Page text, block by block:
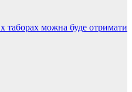
таборах можна буде отримати